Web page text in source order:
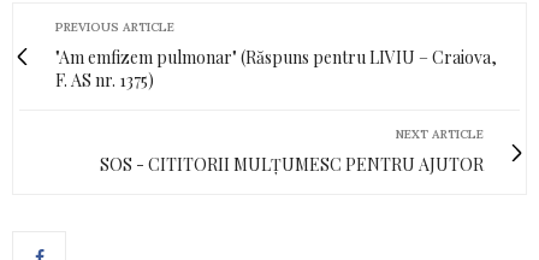
PREVIOUS ARTICLE
"Am emfizem pulmonar" (Răspuns pentru LIVIU – Craiova,
F. AS nr. 1375)
NEXT ARTICLE
SOS - CITITORII MULȚUMESC PENTRU AJUTOR